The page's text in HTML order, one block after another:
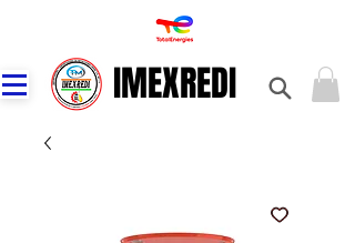
IMEXREDI
IMEXREDI